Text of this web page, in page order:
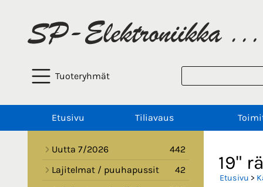
Tuoteryhmät
Etusivu Tiliavaus
Uutta 7/2026
442
Lajitelmat / puuhapussit
42
19"
Etusivu >